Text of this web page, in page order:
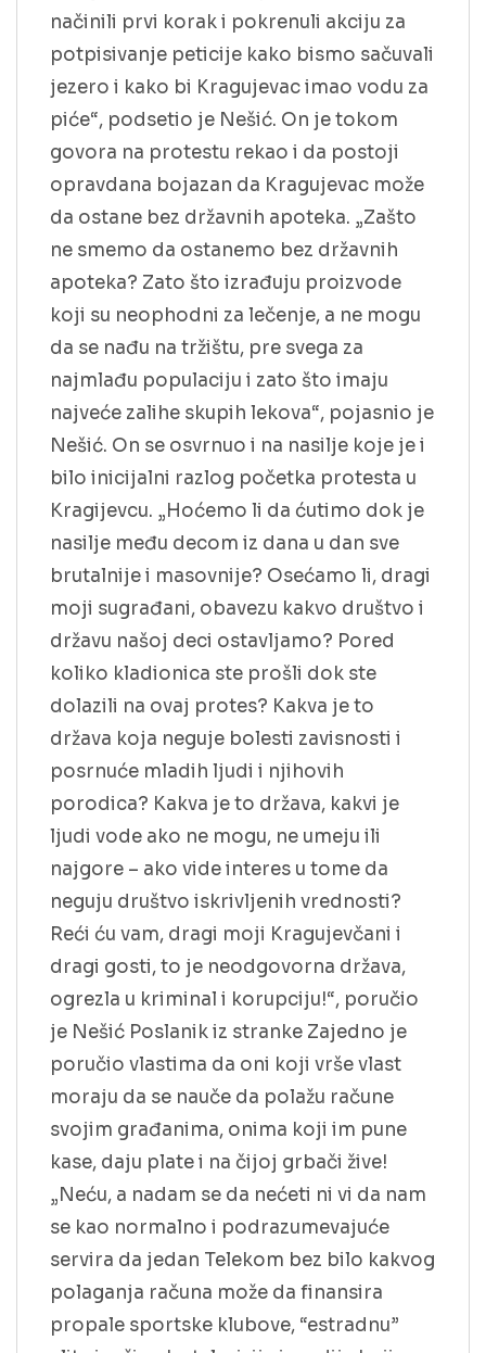
načinili prvi korak i pokrenuli akciju za
potpisivanje peticije kako bismo sačuvali
jezero i kako bi Kragujevac imao vodu za
piće“, podsetio je Nešić. On je tokom
govora na protestu rekao i da postoji
opravdana bojazan da Kragujevac može
da ostane bez državnih apoteka. „Zašto
ne smemo da ostanemo bez državnih
apoteka? Zato što izrađuju proizvode
koji su neophodni za lečenje, a ne mogu
da se nađu na tržištu, pre svega za
najmlađu populaciju i zato što imaju
najveće zalihe skupih lekova“, pojasnio je
Nešić. On se osvrnuo i na nasilje koje je i
bilo inicijalni razlog početka protesta u
Kragijevcu. „Hoćemo li da ćutimo dok je
nasilje među decom iz dana u dan sve
brutalnije i masovnije? Osećamo li, dragi
moji sugrađani, obavezu kakvo društvo i
državu našoj deci ostavljamo? Pored
koliko kladionica ste prošli dok ste
dolazili na ovaj protes? Kakva je to
država koja neguje bolesti zavisnosti i
posrnuće mladih ljudi i njihovih
porodica? Kakva je to država, kakvi je
ljudi vode ako ne mogu, ne umeju ili
najgore – ako vide interes u tome da
neguju društvo iskrivljenih vrednosti?
Reći ću vam, dragi moji Kragujevčani i
dragi gosti, to je neodgovorna država,
ogrezla u kriminal i korupciju!“, poručio
je Nešić Poslanik iz stranke Zajedno je
poručio vlastima da oni koji vrše vlast
moraju da se nauče da polažu račune
svojim građanima, onima koji im pune
kase, daju plate i na čijoj grbači žive!
„Neću, a nadam se da nećeti ni vi da nam
se kao normalno i podrazumevajuće
servira da jedan Telekom bez bilo kakvog
polaganja računa može da finansira
propale sportske klubove, “estradnu”